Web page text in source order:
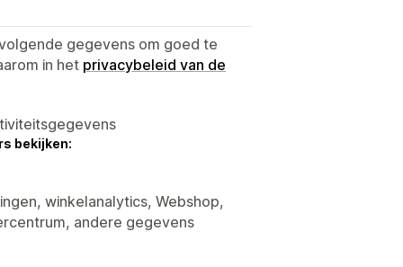
gegevens om goed te
in het privacybeleid van de
bekijken:
winkelanalytics, Webshop,
andere gegevens